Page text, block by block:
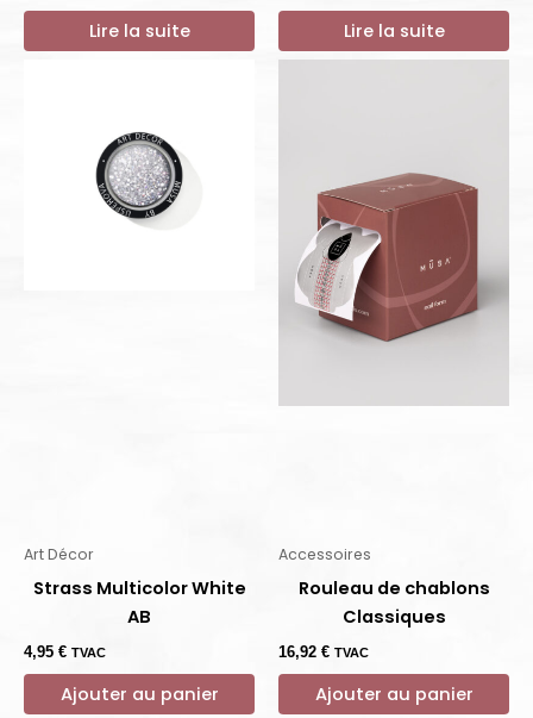
Lire la suite Lire la suite
Art Décor
Strass Multicolor White
AB
4,95 € TVAC
Ajouter au panier
Accessoires
Rouleau de chablons
Classiques
16,92 € TVAC
Ajouter au panier